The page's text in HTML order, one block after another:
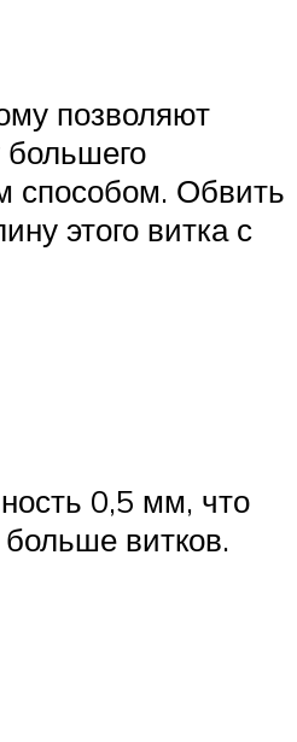
позволяют
способом. Обвить
этого витка с
0,5 мм, что
витков.